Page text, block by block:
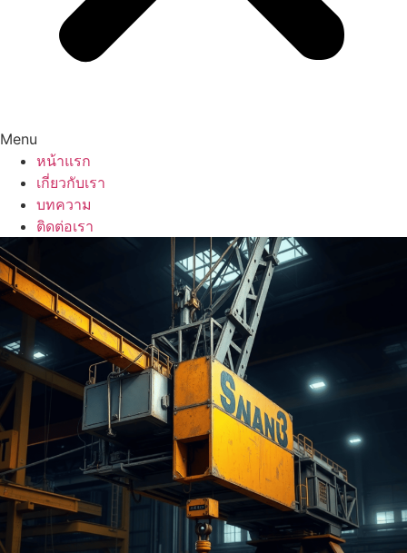
Menu
หน้าแรก
เกี่ยวกับเรา
บทความ
ติดต่อเรา